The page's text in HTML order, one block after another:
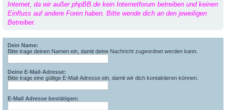
Internet, da wir außer phpBB.de kein Internetforum betreiben und keinen
Einfluss auf andere Foren haben. Bitte wende dich an den jeweiligen
Betreiber.
Dein Name:
Bitte trage deinen Namen ein, damit deine Nachricht zugeordnet werden kann.
Deine E-Mail-Adresse:
Bitte trage eine gültige E-Mail-Adresse ein, damit wir dich kontaktieren können.
E-Mail Adresse bestätigen: